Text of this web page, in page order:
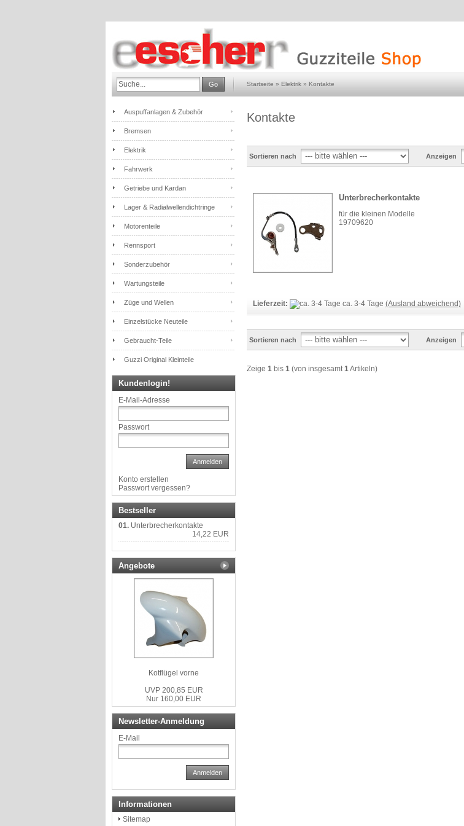
Go Startseite » Elektrik » Kontakte
Kontakte
Sortieren nach Anzeigen
Unterbrecherkontakte
für die kleinen Modelle
19709620
Lieferzeit: ca. 3-4 Tage (Ausland abweichend)
Sortieren nach Anzeigen
Zeige 1 bis 1 (von insgesamt 1 Artikeln)
Auspuffanlagen & Zubehör
Bremsen
Elektrik
Fahrwerk
Getriebe und Kardan
Lager & Radialwellendichtringe
Motorenteile
Rennsport
Sonderzubehör
Wartungsteile
Züge und Wellen
Einzelstücke Neuteile
Gebraucht-Teile
Guzzi Original Kleinteile
Kundenlogin!
E-Mail-Adresse
Passwort
Anmelden
Konto erstellen
Passwort vergessen?
Bestseller
01. Unterbrecherkontakte
14,22 EUR
Angebote
Kotflügel vorne
UVP 200,85 EUR
Nur 160,00 EUR
Newsletter-Anmeldung
E-Mail
Anmelden
Informationen
Sitemap